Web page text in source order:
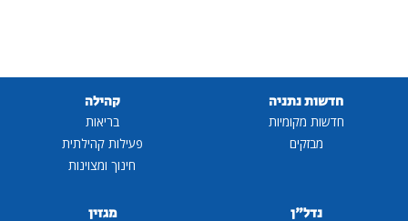
חדשות נתניה
חדשות מקומיות
מבזקים
קהילה
בריאות
פעילות קהילתית
חינוך ומצוינות
נדל"ן מגזין